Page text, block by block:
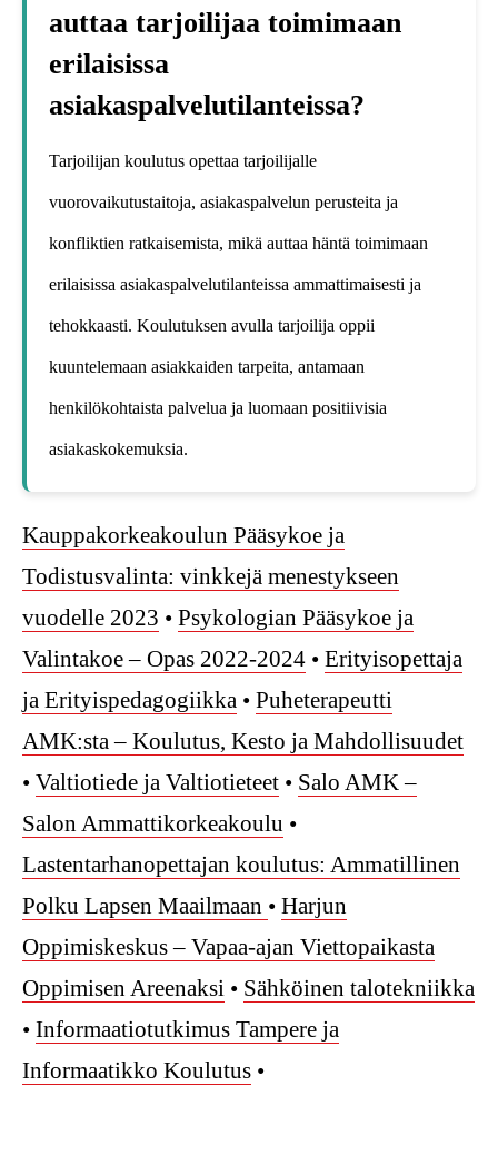
auttaa tarjoilijaa toimimaan
erilaisissa
asiakaspalvelutilanteissa?
Tarjoilijan koulutus opettaa tarjoilijalle
vuorovaikutustaitoja, asiakaspalvelun perusteita ja
konfliktien ratkaisemista, mikä auttaa häntä toimimaan
erilaisissa asiakaspalvelutilanteissa ammattimaisesti ja
tehokkaasti. Koulutuksen avulla tarjoilija oppii
kuuntelemaan asiakkaiden tarpeita, antamaan
henkilökohtaista palvelua ja luomaan positiivisia
asiakaskokemuksia.
Kauppakorkeakoulun Pääsykoe ja
Todistusvalinta: vinkkejä menestykseen
vuodelle 2023 • Psykologian Pääsykoe ja
Valintakoe – Opas 2022-2024 • Erityisopettaja
ja Erityispedagogiikka • Puheterapeutti
AMK:sta – Koulutus, Kesto ja Mahdollisuudet
• Valtiotiede ja Valtiotieteet • Salo AMK –
Salon Ammattikorkeakoulu •
Lastentarhanopettajan koulutus: Ammatillinen
Polku Lapsen Maailmaan • Harjun
Oppimiskeskus – Vapaa-ajan Viettopaikasta
Oppimisen Areenaksi • Sähköinen talotekniikka
• Informaatiotutkimus Tampere ja
Informaatikko Koulutus •